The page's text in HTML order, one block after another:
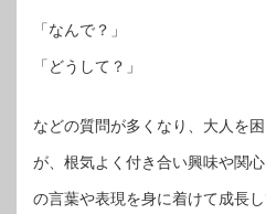
「なんで？」
「どうして？」
などの質問が多くなり、大人を
が、根気よく付き合い興味や関
の言葉や表現を身に着けて成長し